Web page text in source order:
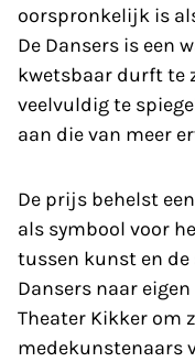
oorspronkelijk is
De Dansers is een
kwetsbaar durft te
veelvuldig te
aan die van meer
De prijs behelst
als symbool voor
tussen kunst en de
Dansers naar
Theater Kikker om
medekunstenaars